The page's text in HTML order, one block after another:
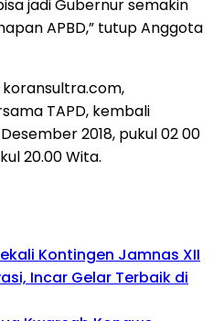
jadi Gubernur semakin
APBD,” tutup Anggota
TAPD, kembali
2018, pukul 02 00
20.00 Wita.
Kontingen Jamnas XII
Incar Gelar Terbaik di